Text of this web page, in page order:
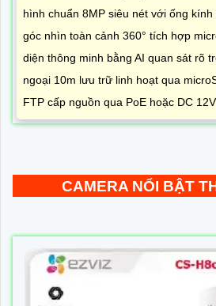
hình chuẩn 8MP siêu nét với ống
góc nhìn toàn cảnh 360° tích hợp
diện thông minh bằng AI quan sát rõ
ngoại 10m lưu trữ linh hoạt qua
FTP cấp nguồn qua PoE hoặc DC 12V
CAMERA NỔI BẬT